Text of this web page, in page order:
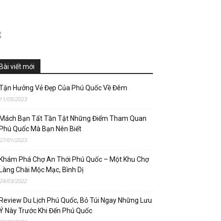
viết mới
Hưởng Vẻ Đẹp Của Phú Quốc Về Đêm
05/2023
Bạn Tất Tần Tật Những Điểm Tham Quan
Quốc Mà Bạn Nên Biết
01/2023
Phá Chợ An Thới Phú Quốc – Một Khu Chợ
Chài Mộc Mạc, Bình Dị
03/2022
Du Lịch Phú Quốc, Bỏ Túi Ngay Những Lưu
Này Trước Khi Đến Phú Quốc